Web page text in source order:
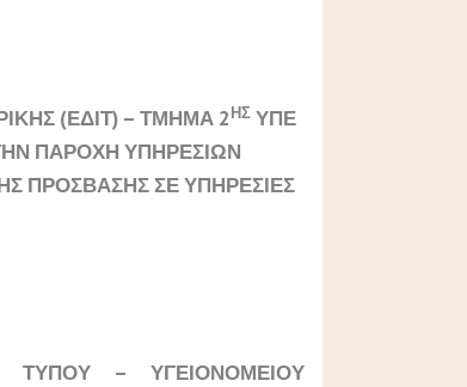
(ΕΔΙΤ) – ΤΜΗΜΑ 2ΗΣ ΥΠΕ
ΠΑΡΟΧΗ ΥΠΗΡΕΣΙΩΝ
ΠΡΟΣΒΑΣΗΣ ΣΕ ΥΠΗΡΕΣΙΕΣ
ΤΥΠΟΥ – ΥΓΕΙΟΝΟΜΕΙΟΥ